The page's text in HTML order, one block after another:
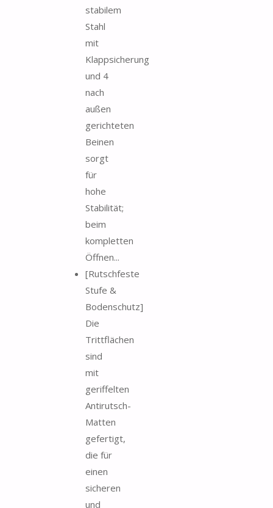
stabilem
Stahl
mit
Klappsicherung
und 4
nach
außen
gerichteten
Beinen
sorgt
für
hohe
Stabilität;
beim
kompletten
Öffnen...
[Rutschfeste
Stufe &
Bodenschutz]
Die
Trittflächen
sind
mit
geriffelten
Antirutsch-
Matten
gefertigt,
die für
einen
sicheren
und